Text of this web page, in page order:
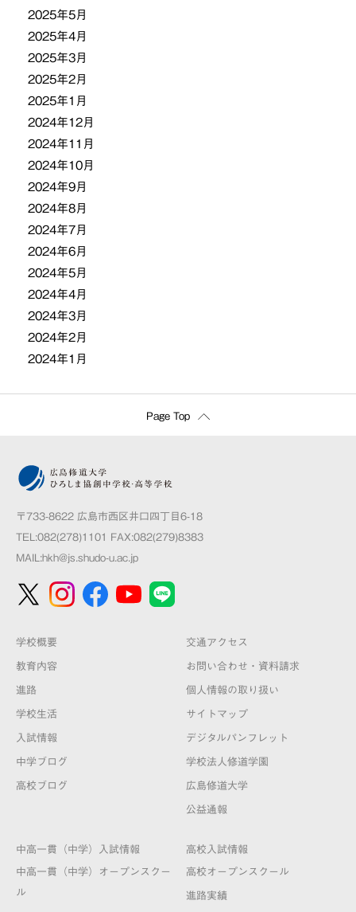
2025年5月
2025年4月
2025年3月
2025年2月
2025年1月
2024年12月
2024年11月
2024年10月
2024年9月
2024年8月
2024年7月
2024年6月
2024年5月
2024年4月
2024年3月
2024年2月
2024年1月
Page Top
〒733-8622 広島市西区井口四丁目6-18
TEL:082(278)1101 FAX:082(279)8383
MAIL:hkh@js.shudo-u.ac.jp
学校概要
教育内容
進路
学校生活
入試情報
中学ブログ
高校ブログ
交通アクセス
お問い合わせ・資料請求
個人情報の取り扱い
サイトマップ
デジタルパンフレット
学校法人修道学園
広島修道大学
公益通報
中高一貫（中学）入試情報
中高一貫（中学）オープンスクー
ル
高校入試情報
高校オープンスクール
進路実績